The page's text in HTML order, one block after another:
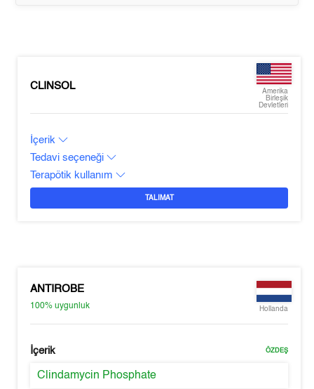
CLINSOL
Amerika
Birleşik
Devletleri
İçerik
Tedavi seçeneği
Terapötik kullanım
TALIMAT
ANTIROBE
100%uygunluk Hollanda
İçerik ÖZDEŞ
Clindamycin Phosphate